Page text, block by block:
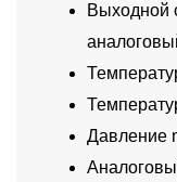
Выходной
Давление